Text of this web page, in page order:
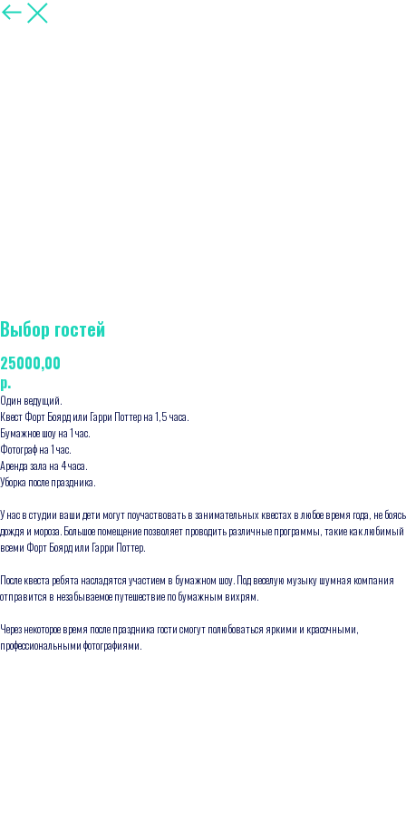
Другие
Выбор гостей
25000,00
р.
Один ведущий.
Квест Форт Боярд или Гарри Поттер на 1,5 часа.
Бумажное шоу на 1 час.
Фотограф на 1 час.
Аренда зала на 4 часа.
Уборка после праздника.
У нас в студии ваши дети могут поучаствовать в занимательных квестах в любое время года, не боясь
дождя и мороза. Большое помещение позволяет проводить различные программы, такие как любимый
всеми Форт Боярд или Гарри Поттер.
После квеста ребята насладятся участием в бумажном шоу. Под веселую музыку шумная компания
отправится в незабываемое путешествие по бумажным вихрям.
Через некоторое время после праздника гости смогут полюбоваться яркими и красочными,
профессиональными фотографиями.